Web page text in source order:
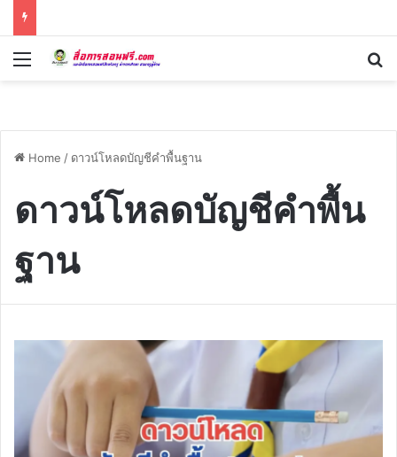
Menu
Home / ดาวน์โหลดบัญชีคำพื้นฐาน
ดาวน์โหลดบัญชีคำพื้น
ฐาน